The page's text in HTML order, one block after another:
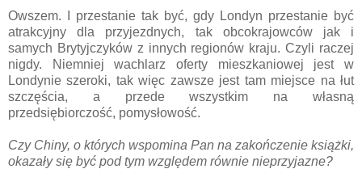
Owszem. I przestanie tak być, gdy Londyn przestanie być
atrakcyjny dla przyjezdnych, tak obcokrajowców jak i
samych Brytyjczyków z innych regionów kraju. Czyli raczej
nigdy. Niemniej wachlarz oferty mieszkaniowej jest w
Londynie szeroki, tak więc zawsze jest tam miejsce na łut
szczęścia, a przede wszystkim na własną
przedsiębiorczość, pomysłowość.
Czy Chiny, o których wspomina Pan na zakończenie książki,
okazały się być pod tym względem równie nieprzyjazne?